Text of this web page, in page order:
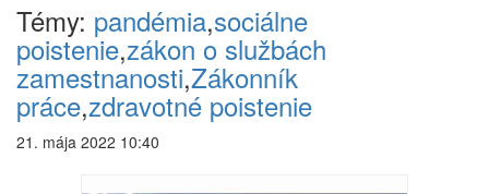
Témy: pandémia,sociálne
poistenie,zákon o službách
zamestnanosti,Zákonník
práce,zdravotné poistenie
21. mája 2022 10:40